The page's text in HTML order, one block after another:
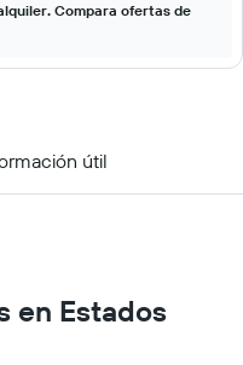
Compara ofertas de
útil
en Estados